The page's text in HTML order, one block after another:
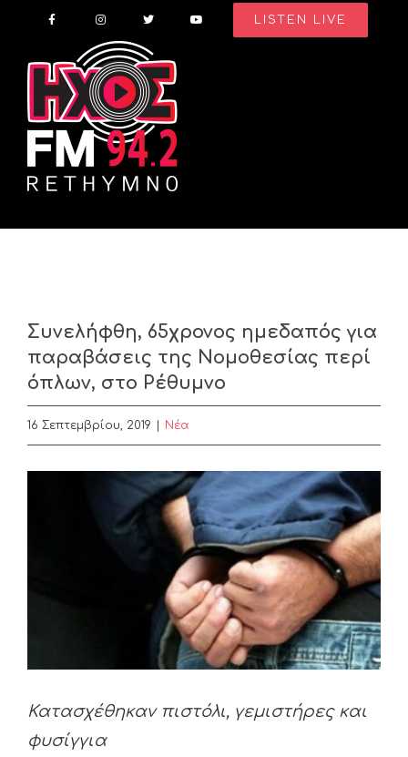
content
LISTEN LIVE
Συνελήφθη, 65χρονος ημεδαπός για
παραβάσεις της Νομοθεσίας περί
όπλων, στο Ρέθυμνο
16 Σεπτεμβρίου, 2019 Nέα
Κατασχέθηκαν πιστόλι, γεμιστήρες και
φυσίγγια